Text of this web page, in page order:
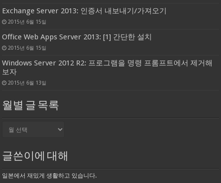
Exchange Server 2013: 인증서 내보내기/가져오기
2015년 6월 15일
Office Web Apps Server 2013: [1] 간단한 설치
2015년 6월 15일
Windows Server 2012 R2: 프로그램을 명령 프롬프트에서 제거해
보자
2015년 6월 13일
월별 글 목록
목
록
글쓴이에 대해
일본에서 재밌게 생활하고 있습니다.